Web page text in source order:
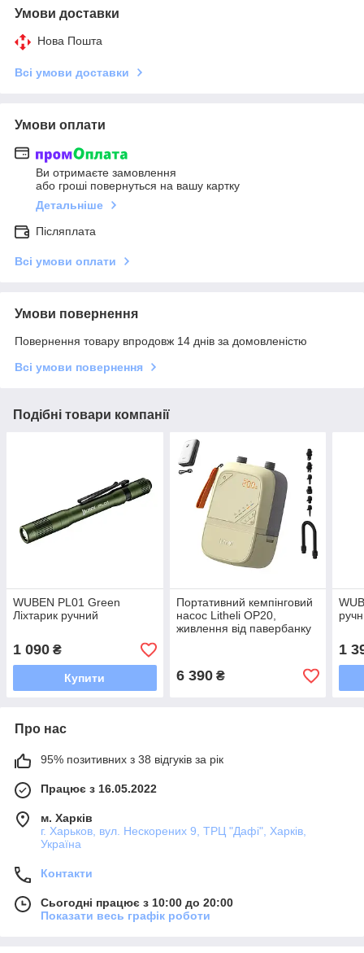
Умови доставки
Нова Пошта
Всі умови доставки
Умови оплати
Ви отримаєте замовлення
або гроші повернуться на вашу картку
Детальніше
Післяплата
Всі умови оплати
Умови повернення
Повернення товару впродовж 14 днів за домовленістю
Всі умови повернення
Подібні товари компанії
WUBEN PL01 Green
Ліхтарик ручний
1 090 ₴
Купити
Портативний кемпінговий
насос Litheli OP20,
живлення від павербанку
комплекті)
6 390₴
1
Про нас
95% позитивних з 38 відгуків за рік
Працює з 16.05.2022
м. Харків
г. Харьков, вул. Нескорених 9, ТРЦ "Дафі", Харків,
Україна
Контакти
Сьогодні працює з 10:00 до 20:00
Показати весь графік роботи